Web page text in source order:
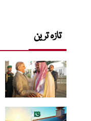
تازہ ترین